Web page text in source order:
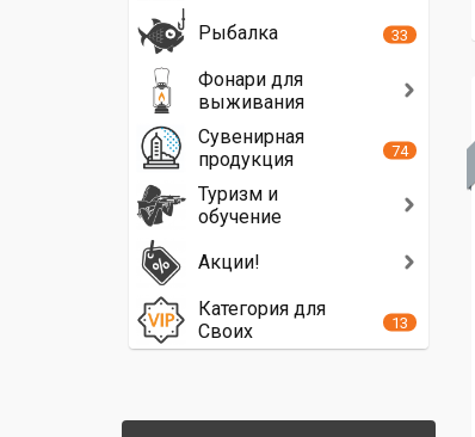
Рыбалка
33
Фонари для
выживания
Сувенирная
продукция
74
Туризм и
обучение
Акции!
Категория для
Своих
13